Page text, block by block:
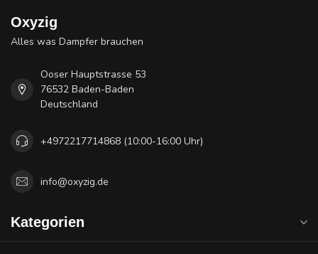
Oxyzig
Alles was Dampfer brauchen
Ooser Hauptstrasse 53
76532 Baden-Baden
Deutschland
+4972217714868 (10:00-16:00 Uhr)
info@oxyzig.de
Kategorien